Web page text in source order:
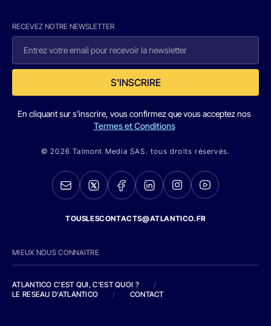
RECEVEZ NOTRE NEWSLETTER
S'INSCRIRE
En cliquant sur s'inscrire, vous confirmez que vous acceptez nos
Termes et Conditions
© 2026 Talmont Media SAS. tous droits réservés.
TOUSLESCONTACTS@ATLANTICO.FR
MIEUX NOUS CONNAITRE
ATLANTICO C'EST QUI, C'EST QUOI ?
/
LE RESEAU D'ATLANTICO
/ CONTACT